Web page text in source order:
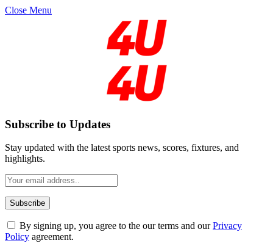
Close Menu
Subscribe to Updates
Stay updated with the latest sports news, scores, fixtures, and
highlights.
By signing up, you agree to the our terms and ourPrivacy
Policy agreement.